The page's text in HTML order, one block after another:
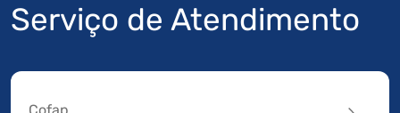
Serviço de Atendimento